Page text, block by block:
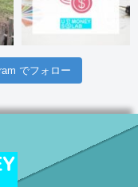
でフォロー